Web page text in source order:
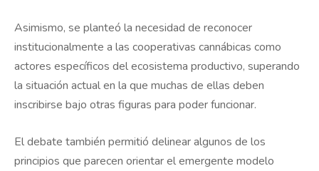
Asimismo, se planteó la necesidad de reconocer
institucionalmente a las cooperativas cannábicas como
actores específicos del ecosistema productivo, superando
la situación actual en la que muchas de ellas deben
inscribirse bajo otras figuras para poder funcionar.
El debate también permitió delinear algunos de los
principios que parecen orientar el emergente modelo